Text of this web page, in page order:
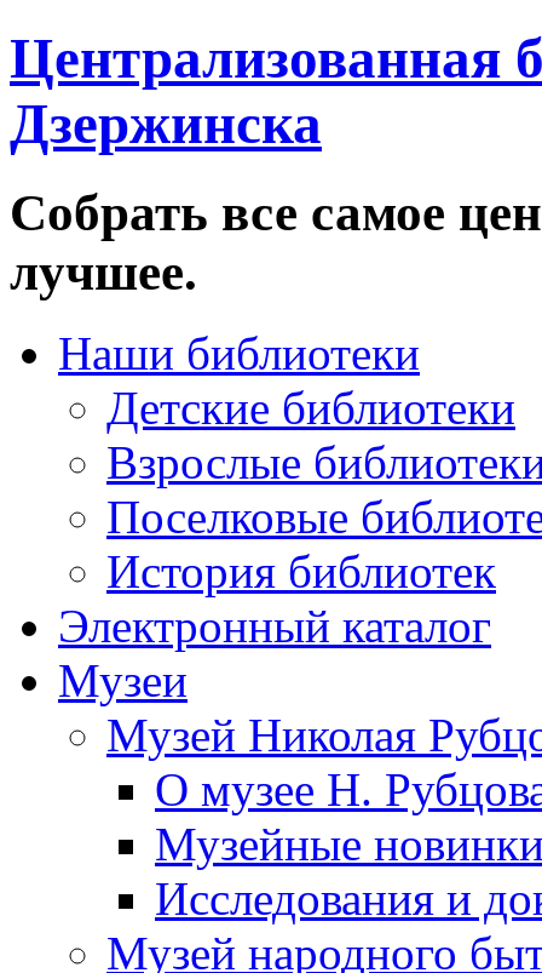
Централизованная
Дзержинска
Собрать все самое
лучшее.
Наши библиотеки
Детские библиотеки
Взрослые
Поселковые
История библиотек
Электронный каталог
Музеи
Музей Николая
О музее Н.
Музейные
Исследования и
Музей народного